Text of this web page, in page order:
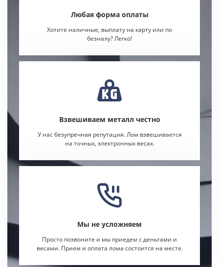
Любая форма оплаты
Хотите наличные, выплату на карту или по
безналу? Легко!
Взвешиваем металл честно
У нас безупречная репутация. Лом взвешивается
на точных, электронных весах.
Мы не усложняем
Просто позвоните и мы приедем с деньгами и
весами. Прием и оплата лома состоится на месте.